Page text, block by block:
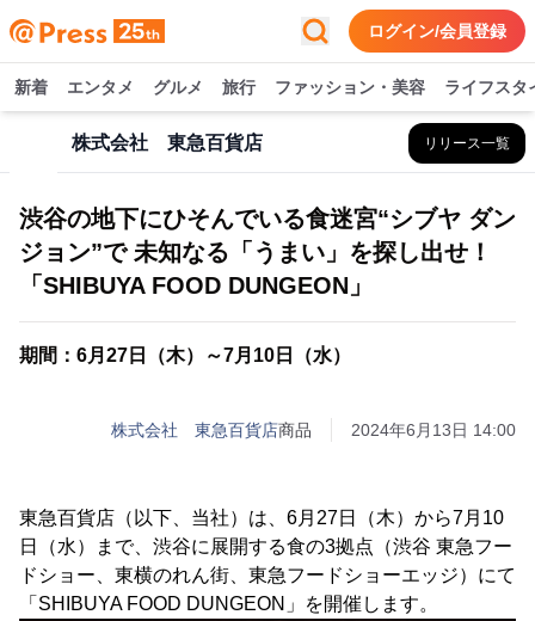
ログイン/会員登録
新着 エンタメ グルメ 旅行 ファッション・美容 ライフスタ
株式会社 東急百貨店 リリース一覧
渋谷の地下にひそんでいる食迷宮“シブヤ ダン
ジョン”で 未知なる「うまい」を探し出せ！
「SHIBUYA FOOD DUNGEON」
期間：6月27日（木）～7月10日（水）
株式会社 東急百貨店商品 2024年6月13日 14:00
東急百貨店（以下、当社）は、6月27日（木）から7月10
日（水）まで、渋谷に展開する食の3拠点（渋谷 東急フー
ドショー、東横のれん街、東急フードショーエッジ）にて
「SHIBUYA FOOD DUNGEON」を開催します。